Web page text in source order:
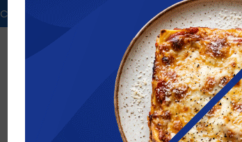
Compras menores a $ 1500 costo de envío